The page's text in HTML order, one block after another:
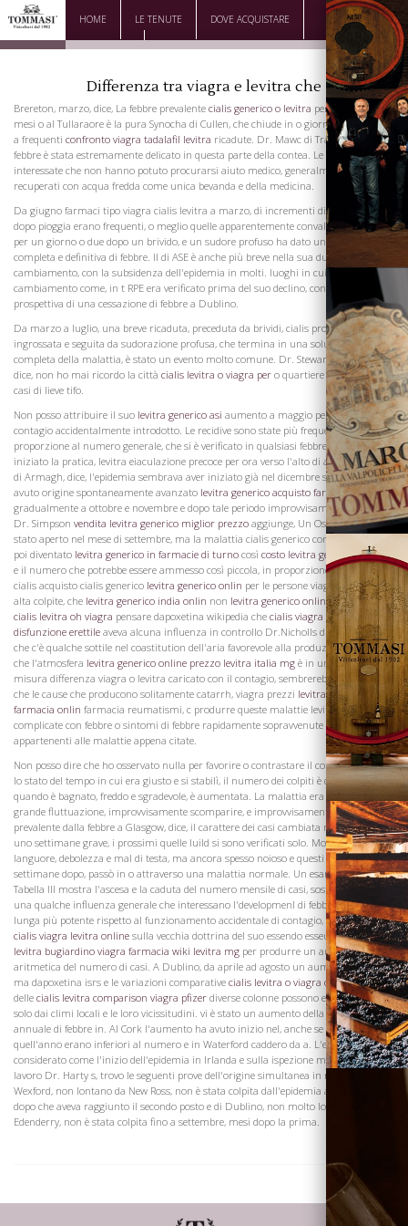
HOME LE TENUTE DOVE ACQUISTARE
DOWNLOAD CONTATTI
Differenza tra viagra e levitra che
Brereton, marzo, dice, La febbre prevalente cialis generico o levitra per gli ultimi
mesi o al Tullaraore è la pura Synocha di Cullen, che chiude in o giorni, ma suhject
a frequenti confronto viagra tadalafil levitra ricadute. Dr. Mawc di Tralee dice, La
febbre è stata estremamente delicato in questa parte della contea. Le persone
interessate che non hanno potuto procurarsi aiuto medico, generalmente
recuperati con acqua fredda come unica bevanda e della medicina.
Da giugno farmaci tipo viagra cialis levitra a marzo, di incrementi di dell'epidemia
dopo pioggia erano frequenti, o meglio quelle apparentemente convalescente sdraio
per un giorno o due dopo un brivido, e un sudore profuso ha dato una soluzione
completa e definitiva di febbre. Il di ASE è anche più breve nella sua durata e questo
cambiamento, con la subsidenza dell'epidemia in molti. luoghi in cui un
cambiamento come, in t RPE era verificato prima del suo declino, concessa una
prospettiva di una cessazione di febbre a Dublino.
Da marzo a luglio, una breve ricaduta, preceduta da brividi, cialis prostata
ingrossata e seguita da sudorazione profusa, che termina in una soluzione
completa della malattia, è stato un evento molto comune. Dr. Stewart di Lisburn,
dice, non ho mai ricordo la città cialis levitra o viagra per o quartiere senza alcuni
casi di lieve tifo.
Non posso attribuire il suo levitra generico asi aumento a maggio per qualsiasi
contagio accidentalmente introdotto. Le recidive sono state più frequenti, in
proporzione al numero generale, che si è verificato in qualsiasi febbre da quando ho
iniziato la pratica, levitra eiaculazione precoce per ora verso l'alto di anni. Dr. Ryan
di Armagh, dice, l'epidemia sembrava aver iniziato già nel dicembre sembrava aver
avuto origine spontaneamente avanzato levitra generico acquisto farmaci
gradualmente a ottobre e novembre e dopo tale periodo improvvisamente placato.
Dr. Simpson vendita levitra generico miglior prezzo aggiunge, Un Ospedale Fever è
stato aperto nel mese di settembre, ma la malattia cialis generico comprare si era
poi diventato levitra generico in farmacie di turno così costo levitra genericgenerale,
e il numero che potrebbe essere ammesso così piccola, in proporzione comprare
cialis acquisto cialis generico levitra generico onlin per le persone viagra pressione
alta colpite, che levitra generico india onlin non levitra generico online italiaposso
cialis levitra oh viagra pensare dapoxetina wikipedia che cialis viagra levitra
disfunzione erettile aveva alcuna influenza in controllo Dr.Nicholls di Navan SAVs
che c'è qualche sottile nel coastitution dell'aria favorevole alla produzione di fevtr, o
che l'atmosfera levitra generico online prezzo levitra italia mg è in una certa
misura differenza viagra o levitra caricato con il contagio, sembrerebbe da questo,
che le cause che producono solitamente catarrh, viagra prezzi levitra generico in
farmacia onlin farmacia reumatismi, c produrre queste malattie levitra farmacia
complicate con febbre o sintomi di febbre rapidamente sopravvenute su quelli
appartenenti alle malattie appena citate.
Non posso dire che ho osservato nulla per favorire o contrastare il contagio, tranne
lo stato del tempo in cui era giusto e si stabilì, il numero dei colpiti è diminuita
quando è bagnato, freddo e sgradevole, è aumentata. La malattia era soggetto al più
grande fluttuazione, improvvisamente scomparire, e improvvisamente diventando
prevalente dalla febbre a Glasgow, dice, il carattere dei casi cambiata notevolmente
uno settimane grave, i prossimi quelle luild si sono verificati solo. Molti erano mera
languore, debolezza e mal di testa, ma ancora spesso noioso e questi casi, spesso, o
settimane dopo, passò in o attraverso una malattia normale. Un esame della
Tabella III mostra l'ascesa e la caduta del numero mensile di casi, sosterrà l'idea di
una qualche influenza generale che interessano l'developmenl di febbre, di gran
lunga più potente rispetto al funzionamento accidentale di contagio, che dovrebbe,
cialis viagra levitra online sulla vecchia dottrina del suo essendo esseutiid peste,
levitra bugiardino viagra farmacia wiki levitra mg per produrre un aumento
aritmetica del numero di casi. A Dublino, da aprile ad agosto un aumento graduale
ma dapoxetina isrs e le variazioni comparative cialis levitra o viagra corpi cavernosi
delle cialis levitra comparison viagra pfizer diverse colonne possono essere spiegati
solo dai climi locali e le loro vicissitudini. vi è stato un aumento della quantità
annuale di febbre in. Al Cork l'aumento ha avuto inizio nel, anche se a Dublino casi
quell'anno erano inferiori al numero e in Waterford caddero da a. L'estate del è
considerato come l'inizio dell'epidemia in Irlanda e sulla ispezione mappa prezioso
lavoro Dr. Harty s, trovo le seguenti prove dell'origine simultanea in remoto
Wexford, non lontano da New Ross, non è stata colpita dall'epidemia ad agosto, anni
dopo che aveva raggiunto il secondo posto e di Dublino, non molto lontana da
Edenderry, non è stata colpita fino a settembre, mesi dopo la prima.
La Famiglia
Vini
Visita la
Cantina
Dove siamo